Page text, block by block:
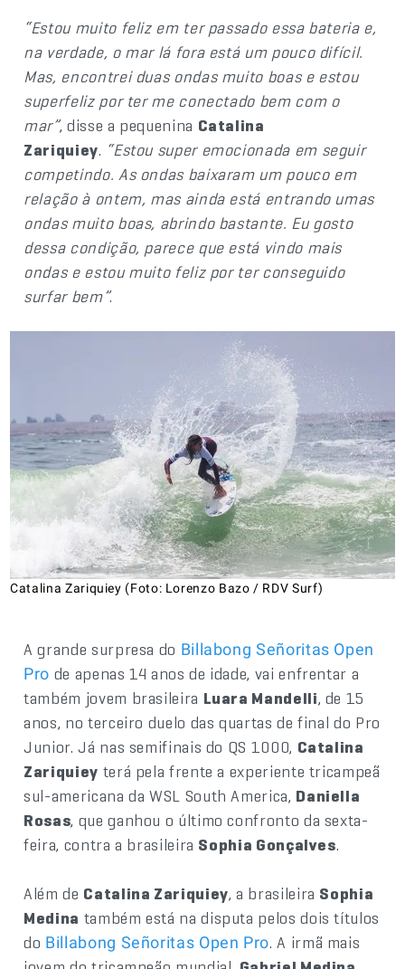
“Estou muito feliz em ter passado essa bateria e,
na verdade, o mar lá fora está um pouco difícil.
Mas, encontrei duas ondas muito boas e estou
superfeliz por ter me conectado bem com o
mar”, disse a pequenina Catalina
Zariquiey. “Estou super emocionada em seguir
competindo. As ondas baixaram um pouco em
relação à ontem, mas ainda está entrando umas
ondas muito boas, abrindo bastante. Eu gosto
dessa condição, parece que está vindo mais
ondas e estou muito feliz por ter conseguido
surfar bem”.
Catalina Zariquiey (Foto: Lorenzo Bazo / RDV Surf)
A grande surpresa do Billabong Señoritas Open
Pro de apenas 14 anos de idade, vai enfrentar a
também jovem brasileira Luara Mandelli, de 15
anos, no terceiro duelo das quartas de final do Pro
Junior. Já nas semifinais do QS 1000, Catalina
Zariquiey terá pela frente a experiente tricampeã
sul-americana da WSL South America, Daniella
Rosas, que ganhou o último confronto da sexta-
feira, contra a brasileira Sophia Gonçalves.
Além de Catalina Zariquiey, a brasileira Sophia
Medina também está na disputa pelos dois títulos
do Billabong Señoritas Open Pro. A irmã mais